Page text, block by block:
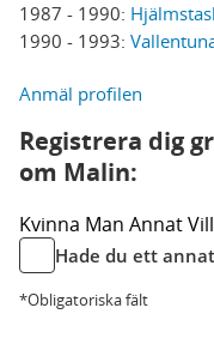
1987 - 1990:
1990 - 1993:
Anmäl profilen
Registrera dig
om Malin:
Kvinna Man Annat
Hade du ett
*Obligatoriska fält